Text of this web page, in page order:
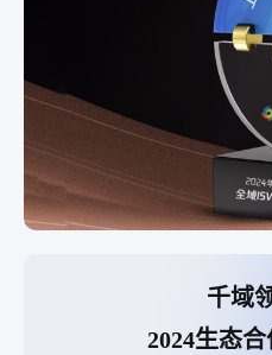
千域
2024生态